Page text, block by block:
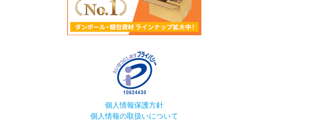
個人情報保護方針
個人情報の取扱いについて